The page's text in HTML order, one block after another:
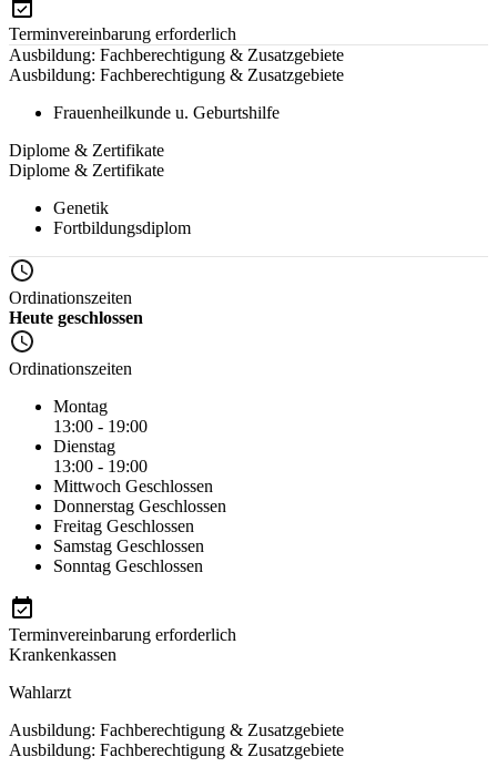
Terminvereinbarung erforderlich
Ausbildung: Fachberechtigung & Zusatzgebiete
Ausbildung: Fachberechtigung & Zusatzgebiete
Frauenheilkunde u. Geburtshilfe
Diplome & Zertifikate
Diplome & Zertifikate
Genetik
Fortbildungsdiplom
Ordinationszeiten
Heute geschlossen
Ordinationszeiten
Montag
13:00 - 19:00
Dienstag
13:00 - 19:00
Mittwoch Geschlossen
Donnerstag Geschlossen
Freitag Geschlossen
Samstag Geschlossen
Sonntag Geschlossen
Terminvereinbarung erforderlich
Krankenkassen
Wahlarzt
Ausbildung: Fachberechtigung & Zusatzgebiete
Ausbildung: Fachberechtigung & Zusatzgebiete